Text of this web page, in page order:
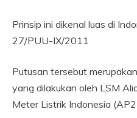
Prinsip ini dikenal luas di
27/PUU-IX/2011
Putusan tersebut
yang dilakukan oleh LSM
Meter Listrik Indonesia